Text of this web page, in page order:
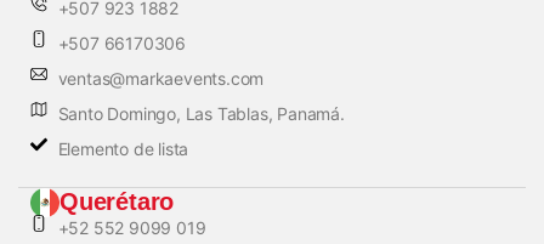
+507 923 1882
+507 66170306
ventas@markaevents.com
Santo Domingo, Las Tablas, Panamá.
Elemento de lista
Querétaro
+52 552 9099 019